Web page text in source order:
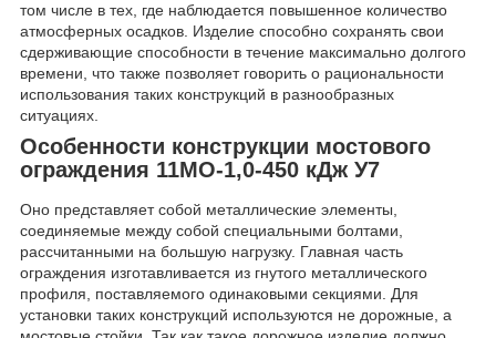
том числе в тех, где наблюдается повышенное количество
атмосферных осадков. Изделие способно сохранять свои
сдерживающие способности в течение максимально долгого
времени, что также позволяет говорить о рациональности
использования таких конструкций в разнообразных
ситуациях.
Особенности конструкции мостового
ограждения 11МО-1,0-450 кДж У7
Оно представляет собой металлические элементы,
соединяемые между собой специальными болтами,
рассчитанными на большую нагрузку. Главная часть
ограждения изготавливается из гнутого металлического
профиля, поставляемого одинаковыми секциями. Для
установки таких конструкций используются не дорожные, а